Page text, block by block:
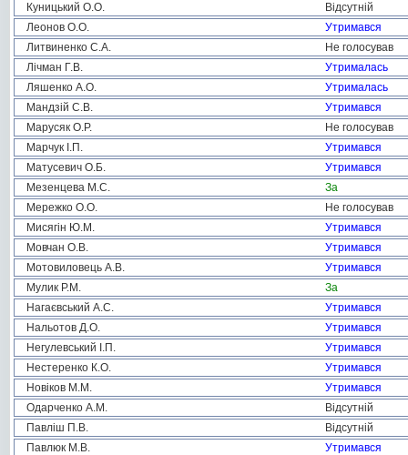
Куницький О.О.
Відсутній
Леонов О.О.
Утримався
Литвиненко С.А.
Не голосував
Лічман Г.В.
Утрималась
Ляшенко А.О.
Утрималась
Мандзій С.В.
Утримався
Марусяк О.Р.
Не голосував
Марчук І.П.
Утримався
Матусевич О.Б.
Утримався
Мезенцева М.С.
За
Мережко О.О.
Не голосував
Мисягін Ю.М.
Утримався
Мовчан О.В.
Утримався
Мотовиловець А.В.
Утримався
Мулик Р.М.
За
Нагаєвський А.С.
Утримався
Нальотов Д.О.
Утримався
Негулевський І.П.
Утримався
Нестеренко К.О.
Утримався
Новіков М.М.
Утримався
Одарченко А.М.
Відсутній
Павліш П.В.
Відсутній
Павлюк М.В.
Утримався